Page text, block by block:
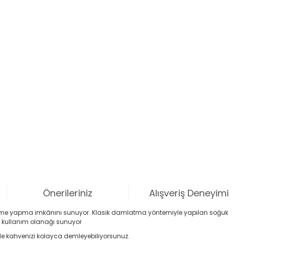
Önerileriniz Alışveriş Deneyimi
yapma imkânını sunuyor. Klasik damlatma yöntemiyle yapılan soğuk
olanağı sunuyor
kahvenizi kolayca demleyebiliyorsunuz.